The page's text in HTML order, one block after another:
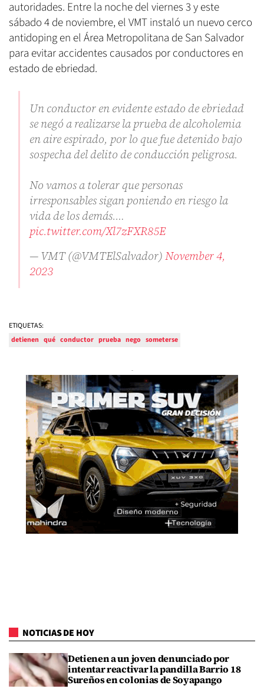
autoridades. Entre la noche del viernes 3 y este
sábado 4 de noviembre, el VMT instaló un nuevo cerco
antidoping en el Área Metropolitana de San Salvador
para evitar accidentes causados por conductores en
estado de ebriedad.
Un conductor en evidente estado de ebriedad
se negó a realizarse la prueba de alcoholemia
en aire espirado, por lo que fue detenido bajo
sospecha del delito de conducción peligrosa.
No vamos a tolerar que personas
irresponsables sigan poniendo en riesgo la
vida de los demás.…
pic.twitter.com/Xl7zFXR85E
— VMT (@VMTElSalvador)November 4,
2023
ETIQUETAS:
detienen qué conductor prueba nego someterse
NOTICIAS DE HOY
Detienen a un joven denunciado por
intentar reactivar la pandilla Barrio 18
Sureños en colonias de Soyapango